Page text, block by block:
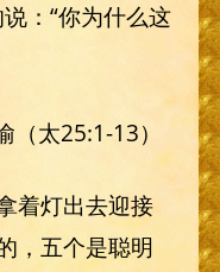
：“你为什么这
太25:1-13）
着灯出去迎接
，五个是聪明